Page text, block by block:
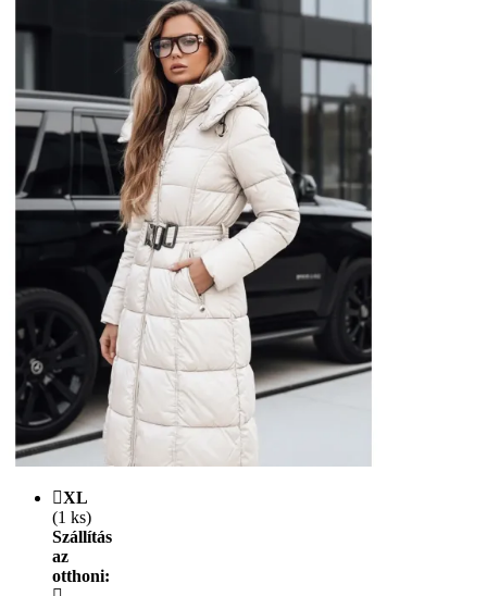
XL
(1 ks)
Szállítás
az
otthoni: